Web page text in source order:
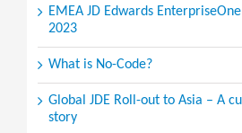
EMEA JD Edwards
2023
What is No-Code?
Global JDE Roll-out to Asia – A
story